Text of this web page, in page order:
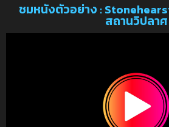
ชมหนังตัวอย่าง :
สถานวิปลาศ